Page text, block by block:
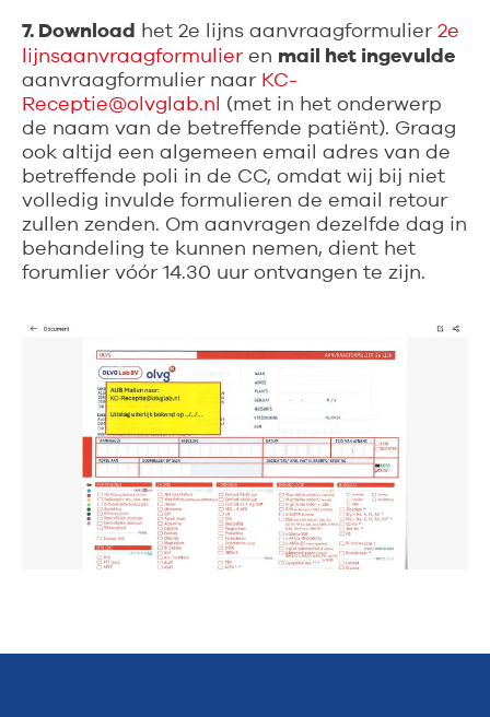
7. Download het 2e lijns aanvraagformulier 2e
lijnsaanvraagformulieren mail het ingevulde
aanvraagformulier naar KC-
Receptie@olvglab.nl
(met in het onderwerp
de naam van de betreffende patiënt). Graag
ook altijd een algemeen email adres van de
betreffende poli in de CC, omdat wij bij niet
volledig invulde formulieren de email retour
zullen zenden. Om aanvragen dezelfde dag in
behandeling te kunnen nemen, dient het
forumlier vóór 14.30 uur ontvangen te zijn.